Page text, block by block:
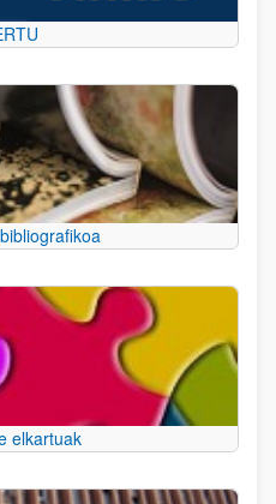
elkartuak